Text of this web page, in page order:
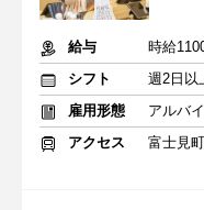
給与
シフト
週2日以
雇用形態
アルバ
アクセス
富士見